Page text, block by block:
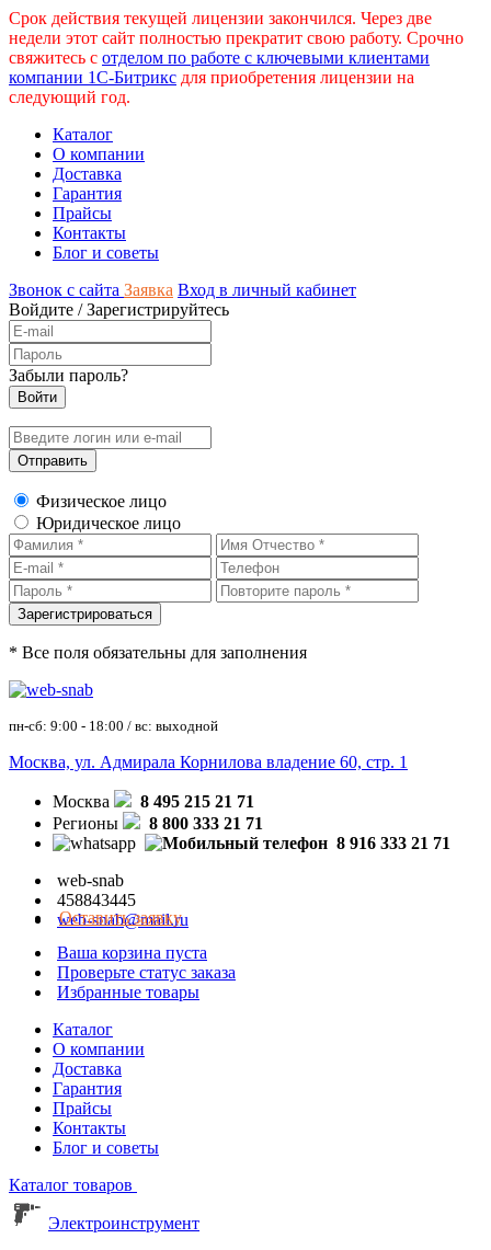
Срок действия текущей лицензии закончился. Через две
недели этот сайт полностью прекратит свою работу. Срочно
свяжитесь с отделом по работе с ключевыми клиентами
компании 1С-Битрикс для приобретения лицензии на
следующий год.
Каталог
О компании
Доставка
Гарантия
Прайсы
Контакты
Блог и советы
Звонок с сайта Заявка Вход в личный кабинет
Войдите /Зарегистрируйтесь
Забыли пароль?
Физическое лицо
Юридическое лицо
* Все поля обязательны для заполнения
пн-сб: 9:00 - 18:00 / вс: выходной
Москва, ул. Адмирала Корнилова владение 60, стр. 1
Москва
8 495 215 21 71
Регионы
8 800 333 21 71
8 916 333 21 71
web-snab
458843445
web-snab@mail.ru
Оставить заявку
Ваша корзина пуста
Проверьте статус заказа
Избранные товары
Каталог
О компании
Доставка
Гарантия
Прайсы
Контакты
Блог и советы
Каталог товаров
Электроинструмент